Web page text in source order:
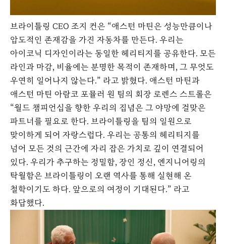
브라이틀링 CEO 조지 컨은 “애스턴 마틴은 성능만큼이나
압도적인 존재감을 가진 자동차를 만든다. 우리는
아이코닉 디자인이라는 동일한 헤리티지를 공유한다. 모든
라인과 마감, 비율에는 분명한 목적이 존재하며, 그 무엇도
우연히 일어나지 않는다.” 라고 밝혔다. 애스턴 마틴과
애스턴 마틴 아람코 포뮬러 원 팀의 회장 로렌스 스트롤은
“월드 챔피언십을 향한 우리의 집념은 그 야망에 걸맞은
파트너를 필요로 한다. 브라이틀링을 팀의 일원으로
맞이하게 되어 자랑스럽다. 우리는 공통의 헤리티지를
넘어 모든 것의 근간에 자리 잡은 가치로 깊이 연결되어
있다. 우리가 추구하는 정밀함, 장인 정신, 엔지니어링의
탁월함은 브라이틀링이 오랜 역사를 통해 실현해 온
철학이기도 하다. 앞으로의 여정이 기대된다.” 라고
화답했다.